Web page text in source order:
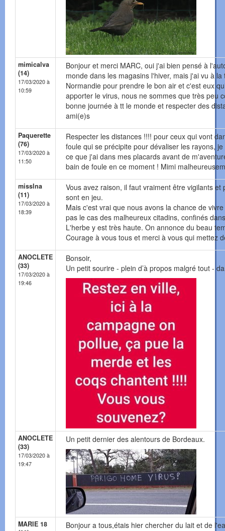
mimicalva
(14)
17/03/2020 à
10:59
Bonjour et merci MARC, oui j'ai bien pensé à
monde dans les magasins l'hiver, mais j'ai vu à
Normandie pour prendre le bon air et c'est eux
apporter le virus, nous ne sommes que très peu
bonne journée à tt le monde et respecter des
ami(e)s
Paquerette
(76)
17/03/2020 à
11:50
Respecter les distances !!!! pour ceux qui vont
foule qui se précipite pour dévaliser les rayons,
ce que j'ai dans mes placards avant de
bain de foule en ce moment ! Mimi
misslna
(11)
17/03/2020 à
18:39
Vous avez raison, il faut vraiment être vigilants
sont en jeu.
Mais c'est vrai que nous avons la chance de
pas le cas des malheureux citadins, confinés
L'herbe y est très haute. On annonce du beau
Courage à vous tous et merci à vous qui mettez
ANOCLETE
(33)
17/03/2020 à
19:46
Bonsoir,
Un petit sourire - plein d’à propos malgré tout -
ANOCLETE
(33)
17/03/2020 à
19:47
Un petit dernier des alentours de Bordeaux.
MARIE 18
Bonjour a tous,étais hier chercher du lait et de